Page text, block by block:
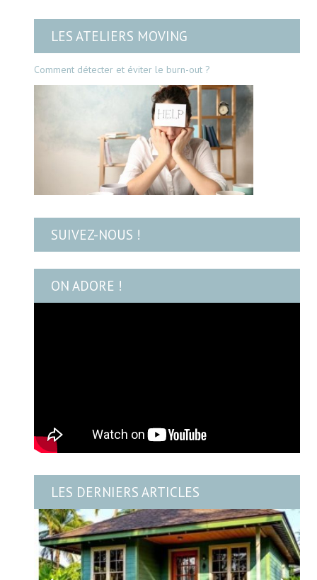
LES ATELIERS MOVING
Comment détecter et éviter le burn-out ?
SUIVEZ-NOUS !
ON ADORE !
LES DERNIERS ARTICLES